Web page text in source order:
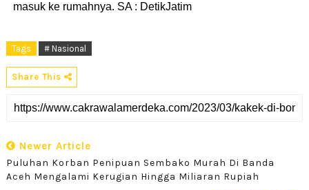
masuk ke rumahnya. SA : DetikJatim
Tags # Nasional
Share This
Newer Article
Puluhan Korban Penipuan Sembako Murah Di Banda
Aceh Mengalami Kerugian Hingga Miliaran Rupiah